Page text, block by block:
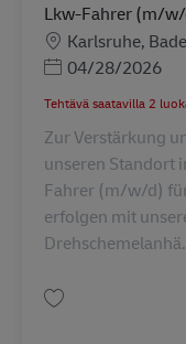
Lkw-Fahrer (m/
SijaintiKarlsruhe,
Posted Date
04/28/2026
Tehtävä
Zur Verstärkung
unseren Standort
Fahrer (m/w/d)
erfolgen mit